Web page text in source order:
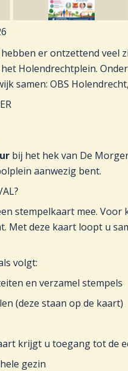
er ontzettend veel
Holendrechtplein.
samen: OBS
bij het hek van De
aanwezig bent.
stempelkaart mee.
Met deze kaart loopt u
volgt:
en verzamel stempels
(deze staan op de kaart)
krijgt u toegang tot de
gezin